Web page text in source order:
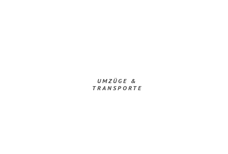
UMZÜGE &
TRANSPORTE